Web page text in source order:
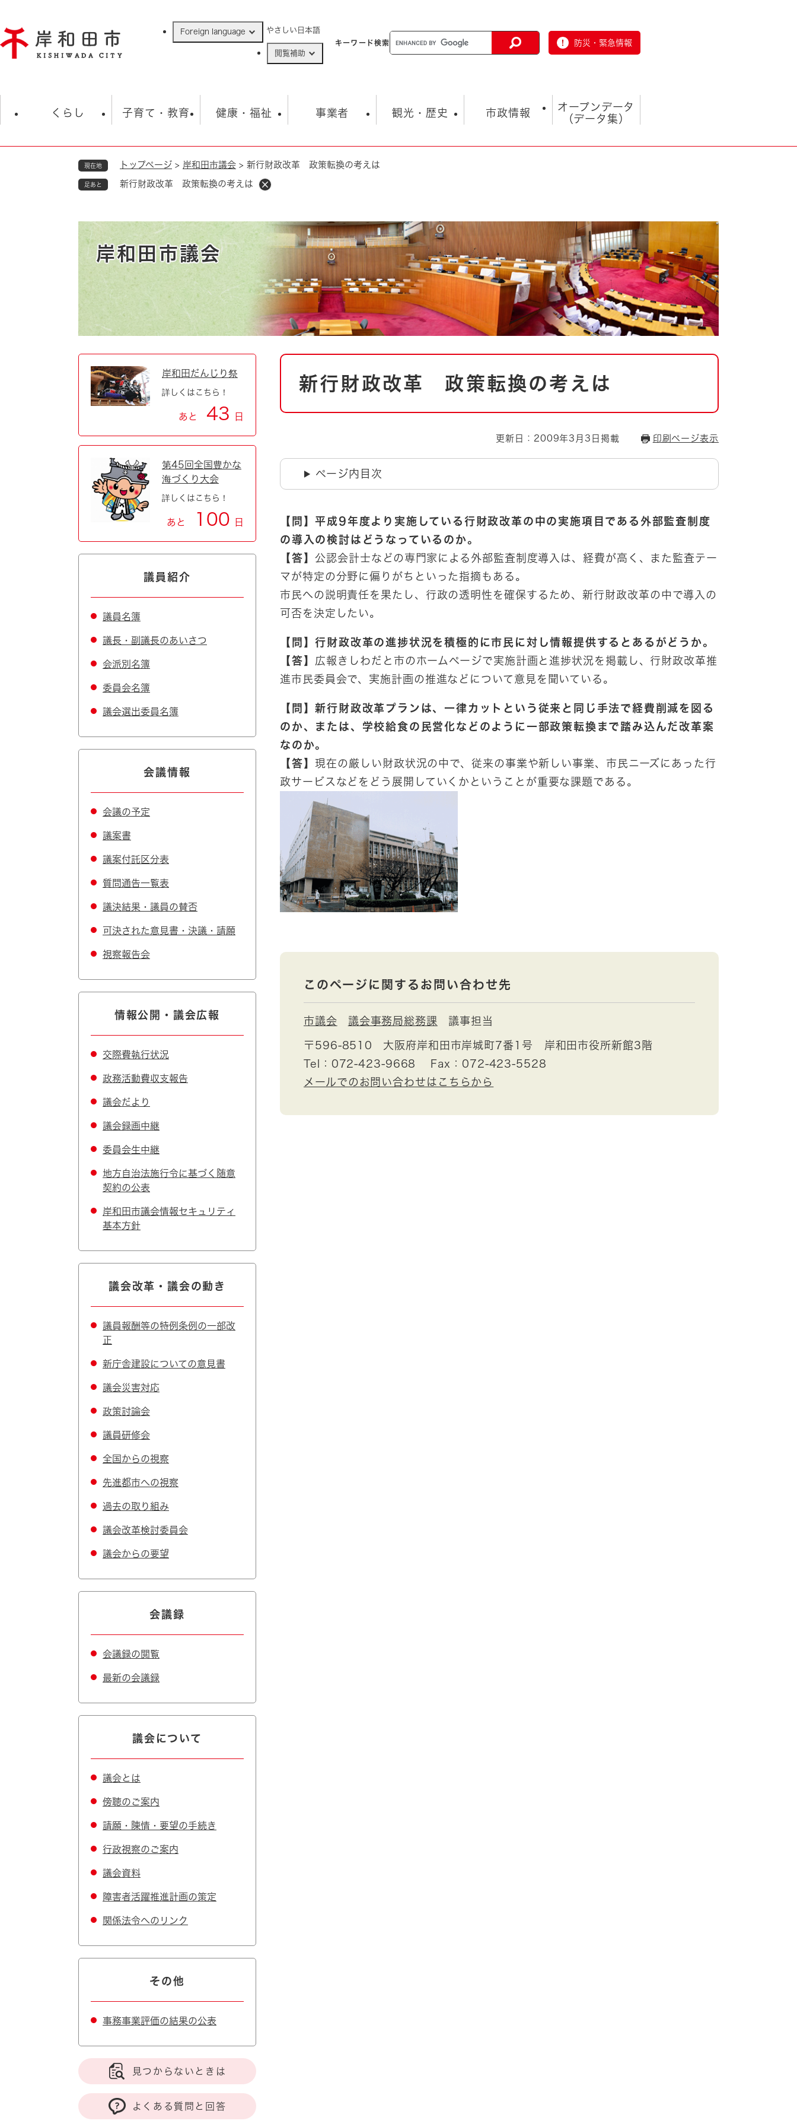
ジ
の
Foreign language やさしい日本語
閲覧補助
キーワード検索 防災・緊急情報
くらし
住民票・戸籍
ごみ・衛生・動物 救急・消防
防災・防犯 上水道・下水道
自然・環境・公園 住宅
引っ越し おくやみ
男女共同参画
地域コミュニティ・ボラン
道路・河川・交通 まちづくり
国際交流
子育て・教育
学校 子育て
健康・福祉
福祉・健康・生活 生涯学習・スポーツ
事業者
入札・契約情報
環境 福祉・介護
とじる
観光・歴史
観光 観光スポット
とじる
市政情報
市の概要
市政 職員採用情報
市役所・施設の案内
オープンデータ
（データ集）
オープンデータ
現在地 トップページ > 岸和田市議会 > 新行財政改革 政策転換の考えは
足あと 新行財政改革 政策転換の考えは
岸和田市議会
本
新行財政改革 政策転換の考えは
更新日：2009年3月3日掲載 印刷ページ表示
ページ内目次
【問】平成9年度より実施している行財政改革の中の実施項目である外部監査制度
の導入の検討はどうなっているのか。
【答】公認会計士などの専門家による外部監査制度導入は、経費が高く、また監査テー
マが特定の分野に偏りがちといった指摘もある。
市民への説明責任を果たし、行政の透明性を確保するため、新行財政改革の中で導入の
可否を決定したい。
【問】行財政改革の進捗状況を積極的に市民に対し情報提供するとあるがどうか。
【答】 広報きしわだと市のホームページで実施計画と進捗状況を掲載し、行財政改革推
進市民委員会で、実施計画の推進などについて意見を聞いている。
【問】新行財政改革プランは、一律カットという従来と同じ手法で経費削減を図る
のか、または、学校給食の民営化などのように一部政策転換まで踏み込んだ改革案
なのか。
【答】 現在の厳しい財政状況の中で、従来の事業や新しい事業、市民ニーズにあった行
政サービスなどをどう展開していくかということが重要な課題である。
このページに関するお問い合わせ先
市議会 議会事務局総務課 議事担当
〒596-8510
大阪府岸和田市岸城町7番1号 岸和田市役所新館3階
Tel：072-423-9668
Fax：072-423-5528
メールでのお問い合わせはこちらから
岸和田だんじり祭
詳しくはこちら！
あと 43 日
第45回全国豊かな
海づくり大会
詳しくはこちら！
あと 100 日
議員紹介
議員名簿
議長・副議長のあいさつ
会派別名簿
委員会名簿
議会選出委員名簿
会議情報
会議の予定
議案書
議案付託区分表
質問通告一覧表
議決結果・議員の賛否
可決された意見書・決議・請願
視察報告会
情報公開・議会広報
交際費執行状況
政務活動費収支報告
議会だより
議会録画中継
委員会生中継
地方自治法施行令に基づく随意
契約の公表
岸和田市議会情報セキュリティ
基本方針
議会改革・議会の動き
議員報酬等の特例条例の一部改
正
新庁舎建設についての意見書
議会災害対応
政策討論会
議員研修会
全国からの視察
先進都市への視察
過去の取り組み
議会改革検討委員会
議会からの要望
会議録
会議録の閲覧
最新の会議録
議会について
議会とは
傍聴のご案内
請願・陳情・要望の手続き
行政視察のご案内
議会資料
障害者活躍推進計画の策定
関係法令へのリンク
その他
事務事業評価の結果の公表
見つからないときは
よくある質問と回答